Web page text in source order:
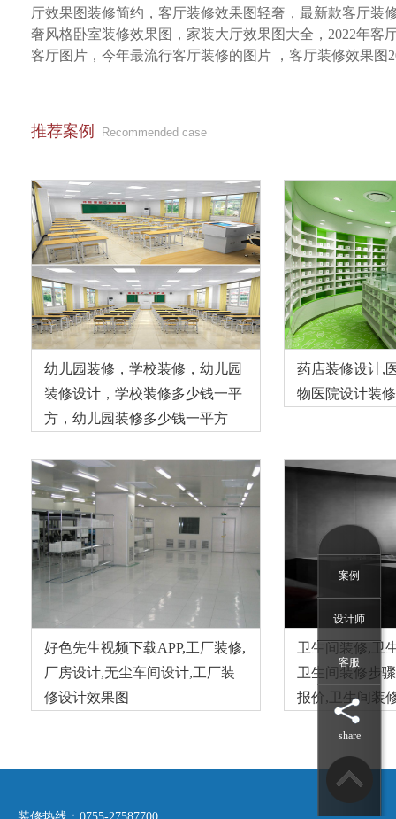
厅效果图装修简约，客厅装修效果图轻奢，最新款客厅装
奢风格卧室装修效果图，家装大厅效果图大全，2022年
客厅图片，今年最流行客厅装修的图片
，客厅装修效果图
推荐案例 Recommended case
幼儿园装修，学校装修，幼儿园
装修设计，学校装修多少钱一平
方，幼儿园装修多少钱一平方
药店装修设计,
物医院设计装
好色先生视频下载APP,工厂装修,
厂房设计,无尘车间设计,工厂装
修设计效果图
卫生间装修,卫
卫生间装修步
报价,卫生间装
案例
设计师
客服
share